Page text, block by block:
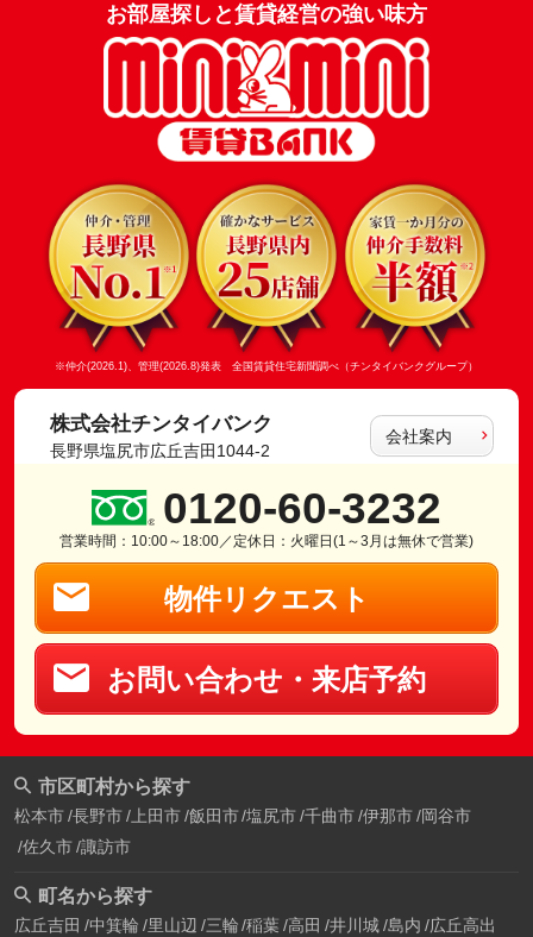
お部屋探しと賃貸経営の強い味方
※仲介(2026.1)、管理(2026.8)発表 全国賃貸住宅新聞調べ（チンタイバンクグループ）
株式会社チンタイバンク
長野県塩尻市広丘吉田1044-2
会社案内
0120-60-3232
営業時間：10:00～18:00／定休日：火曜日(1～3月は無休で営業)
物件リクエスト
お問い合わせ・来店予約
市区町村から探す
松本市 長野市 上田市 飯田市 塩尻市 千曲市 伊那市 岡谷市
佐久市 諏訪市
町名から探す
広丘吉田 中箕輪 里山辺 三輪 稲葉 高田 井川城 島内 広丘高出